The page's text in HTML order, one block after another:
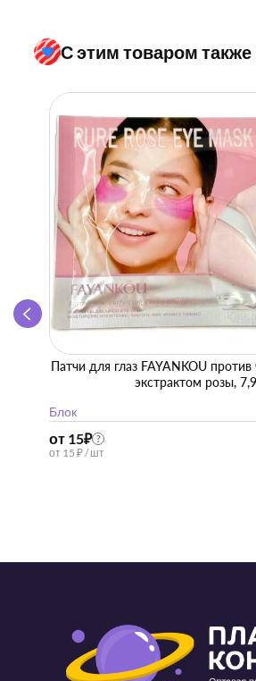
С этим товаром
Патчи для глаз FAYANKOU
экстрактом розы,
Блок
от 15₽ ?
от 15 ₽ / шт